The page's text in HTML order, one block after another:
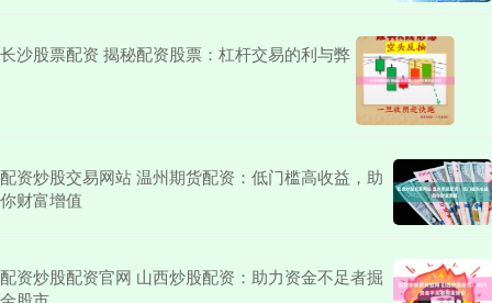
长沙股票配资 揭秘配资股票：杠杆交易的利与弊
配资炒股交易网站 温州期货配资：低门槛高收益，助
你财富增值
配资炒股配资官网 山西炒股配资：助力资金不足者掘